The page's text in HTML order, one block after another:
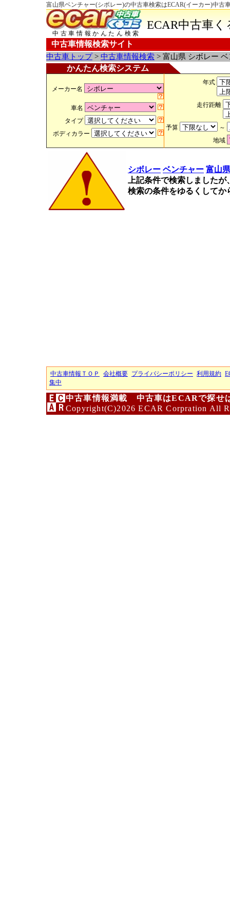
富山県ベンチャー(シボレー)の中古車検索はECAR(イーカー)中古
中古車情報かんたん検索
ECAR中古車
中古車情報検索サイト
中古車トップ> 中古車情報検索 > 富山県 シボレー
かんたん検索システム
メーカー名
車名
タイプ
ボディカラー
年式
走行距離
予算
～
地域
シボレー ベンチャー 富山県
上記条件で検索しました
検索の条件をゆるくして
中古車情報ＴＯＰ 会社概要 プライバシーポリシー 利用規約
集中
中古車情報満載 中古車はECARで探せ
Copyright(C)2026 ECAR Corpration All